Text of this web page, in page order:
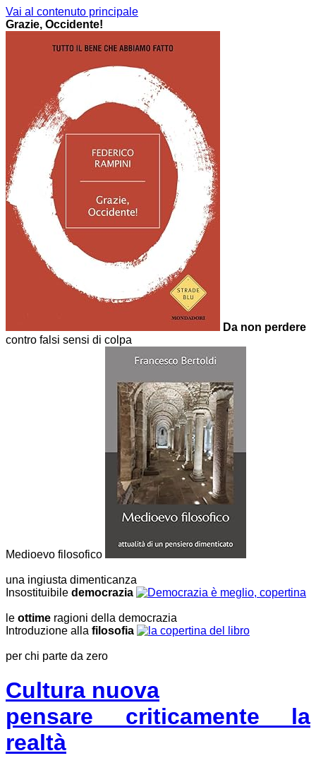
Vai al contenuto principale
Grazie, Occidente!
Da non perdere
contro falsi sensi di colpa
Medioevo filosofico
una ingiusta dimenticanza
Insostituibile democrazia
le ottime ragioni della democrazia
Introduzione alla filosofia
per chi parte da zero
Cultura nuova
pensare criticamente la
realtà